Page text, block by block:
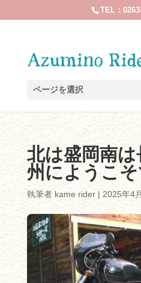
TEL：
ページを選択
北は盛岡南
州にようこ
執筆者 kame rider| 2025年4